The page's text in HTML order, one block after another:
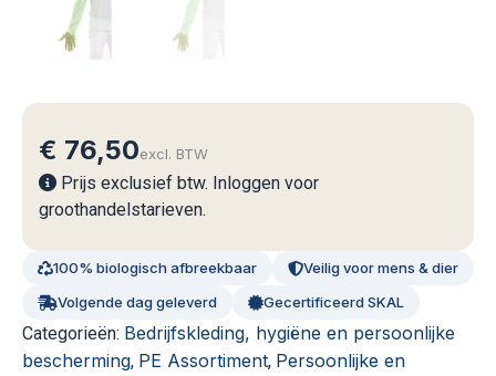
€ 76,50excl. BTW
Prijs exclusief btw. Inloggen voor
groothandelstarieven.
100% biologisch afbreekbaar
Veilig voor mens & dier
Volgende dag geleverd
Gecertificeerd SKAL
Categorieën: Bedrijfskleding, hygiëne en persoonlijke
bescherming, PE Assortiment, Persoonlijke en